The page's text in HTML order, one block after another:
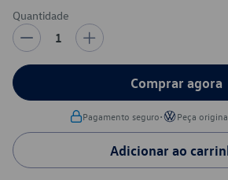
Quantidade
1
Comprar agora
Pagamento seguro• Peça
Adicionar ao